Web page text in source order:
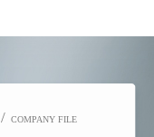
/ COMPANY FILE